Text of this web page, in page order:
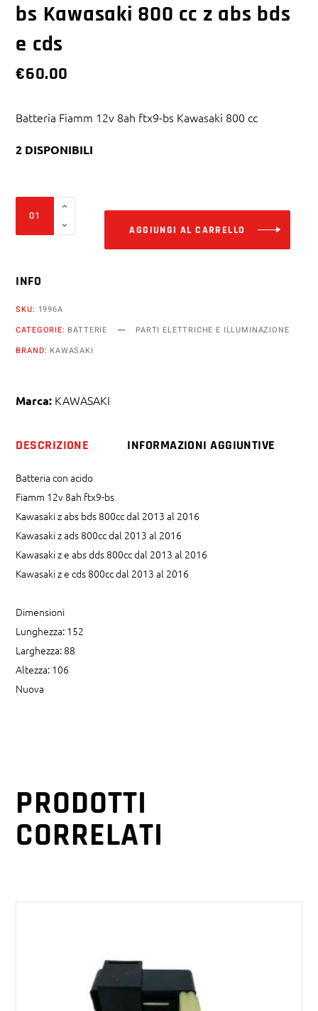
bs Kawasaki 800 cc z abs bds
e cds
€60.00
Batteria Fiamm 12v 8ah ftx9-bs Kawasaki 800 cc
2 DISPONIBILI
Fiamm
ftx9-
cc
abs
cds
quantity
AGGIUNGI AL CARRELLO
INFO
SKU: 1996A
CATEGORIE: BATTERIE
PARTI ELETTRICHE E ILLUMINAZIONE
BRAND: KAWASAKI
Marca: KAWASAKI
DESCRIZIONE INFORMAZIONI AGGIUNTIVE
Batteria con acido
Fiamm 12v 8ah ftx9-bs
Kawasaki z abs bds 800cc dal 2013 al 2016
Kawasaki z ads 800cc dal 2013 al 2016
Kawasaki z e abs dds 800cc dal 2013 al 2016
Kawasaki z e cds 800cc dal 2013 al 2016
Dimensioni
Lunghezza: 152
Larghezza: 88
Altezza: 106
Nuova
PRODOTTI
CORRELATI
AGGIUNGI AL CARRELLO